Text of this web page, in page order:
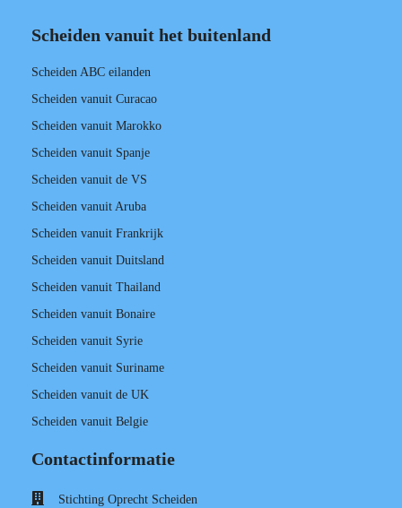
Scheiden vanuit het buitenland
Scheiden ABC eilanden
Scheiden vanuit Curacao
Scheiden vanuit Marokko
Scheiden vanuit Spanje
Scheiden vanuit de VS
Scheiden vanuit Aruba
Scheiden vanuit Frankrijk
Scheiden vanuit Duitsland
Scheiden vanuit Thailand
Scheiden vanuit Bonaire
Scheiden vanuit Syrie
Scheiden vanuit Suriname
Scheiden vanuit de UK
Scheiden vanuit Belgie
Contactinformatie
Stichting Oprecht Scheiden